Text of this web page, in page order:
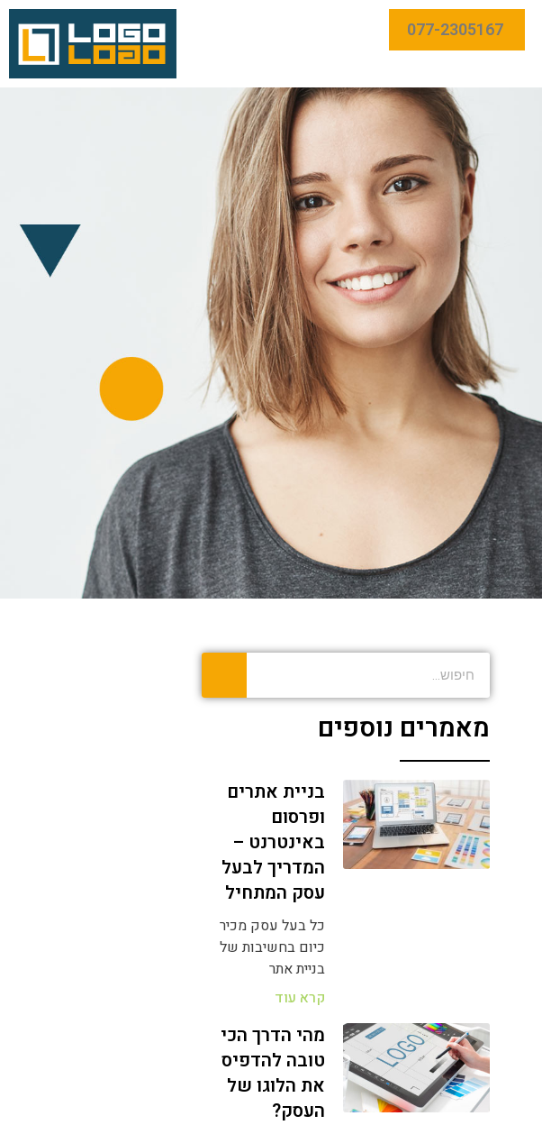
מאמרים נוספים
בניית אתרים
ופרסום
באינטרנט –
המדריך לבעל
עסק המתחיל
כל בעל עסק מכיר
כיום בחשיבות של
בניית אתר
קרא עוד
מהי הדרך הכי
טובה להדפיס
את הלוגו של
העסק?